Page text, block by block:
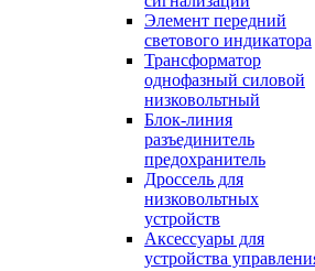
Элемент передний
светового индикатора
Трансформатор
однофазный силовой
низковольтный
Блок-линия
разъединитель
предохранитель
Дроссель для
низковольтных
устройств
Аксессуары для
устройства